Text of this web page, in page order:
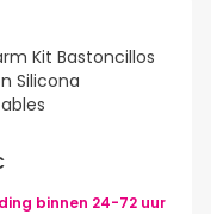
Kit Bastoncillos
Silicona
binnen 24-72 uur